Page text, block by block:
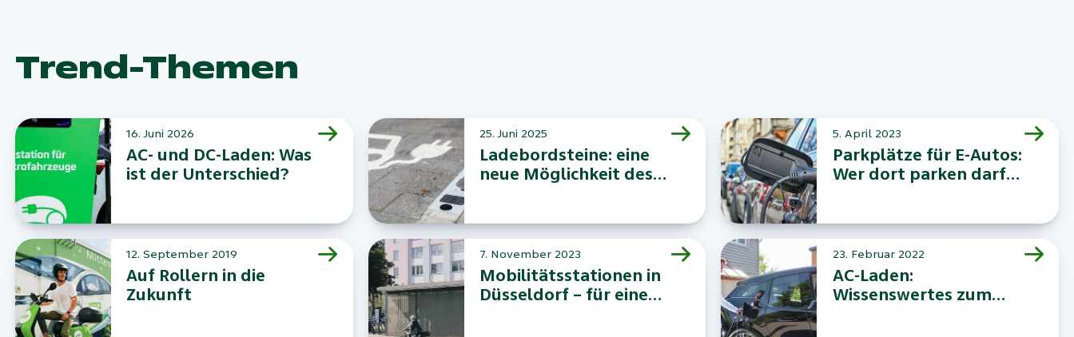
Trend-Themen
16. Juni 2026
AC- und DC-Laden: Was
ist der Unterschied?
25. Juni 2025
Ladebordsteine: eine
neue Möglichkeit des
5. April 2023
Parkplätze für E-Autos:
Wer dort parken darf
12. September 2019
Auf Rollern in die
Zukunft
7. November 2023
Mobilitätsstationen in
Düsseldorf – für einen
23. Februar 2022
AC-Laden:
Wissenswertes zum